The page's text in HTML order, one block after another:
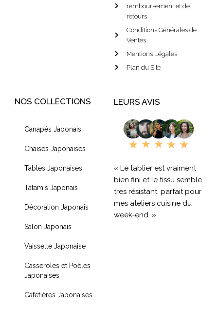
remboursement et de
retours
Conditions Générales de
Ventes
Mentions Légales
Plan du Site
NOS COLLECTIONS
Canapés Japonais
Chaises Japonaises
Tables Japonaises
Tatamis Japonais
Décoration Japonais
Salon Japonais
Vaisselle Japonaise
Casseroles et Poêles
Japonaises
Cafetières Japonaises
LEURS AVIS
« Le tablier est vraiment
bien fini et le tissu semble
très résistant, parfait pour
mes ateliers cuisine du
week-end. »